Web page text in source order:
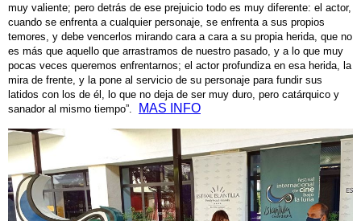
muy valiente; pero detrás de ese prejuicio todo es muy diferente: el actor,
cuando se enfrenta a cualquier personaje, se enfrenta a sus propios
temores, y debe vencerlos mirando cara a cara a su propia herida, que no
es más que aquello que arrastramos de nuestro pasado, y a lo que muy
pocas veces queremos enfrentarnos; el actor profundiza en esa herida, la
mira de frente, y la pone al servicio de su personaje para fundir sus
latidos con los de él, lo que no deja de ser muy duro, pero catárquico y
sanador al mismo tiempo”.
MAS INFO